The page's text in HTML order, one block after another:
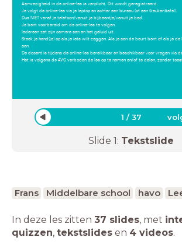
Aanwezigheid in de online-les is verplicht. Dit wordt geregistreerd.
Je volgt de online-les via je laptop en achter een bureau (of een (keuken)tafel).
Dus NIET vanaf je telefoon/vanuit je bijbaantje/vanuit je bed.
Je bent voorbereid om de online-les te volgen.
Iedereen zet zijn camera aan en het geluid uit.
Steek je hand(je) op als je iets wilt zeggen. Als je aan de beurt bent of als je
aan.
De docent is tijdens de online-les bereikbaar en beschikbaar voor vragen via
Het is volgens de AVG verboden de les op te nemen en/of te delen, zonder
1 /37
Slide 1: Tekstslide
Frans Middelbare school havo
In deze les zitten 37 slides, met
quizzen, tekstslides en 4 videos.